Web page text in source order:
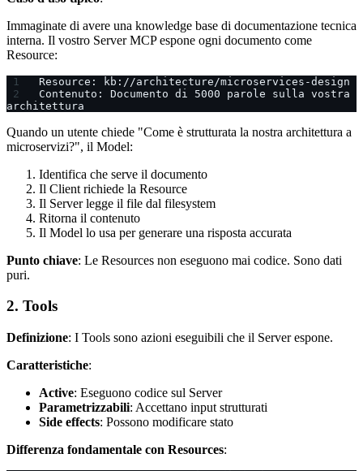
Immaginate di avere una knowledge base di documentazione tecnica
interna. Il vostro Server MCP espone ogni documento come
Resource:
Resource: kb://architecture/microservices-design
Contenuto: Documento di 5000 parole sulla vostra
architettura
Quando un utente chiede "Come è strutturata la nostra architettura a
microservizi?", il Model:
Identifica che serve il documento
Il Client richiede la Resource
Il Server legge il file dal filesystem
Ritorna il contenuto
Il Model lo usa per generare una risposta accurata
Punto chiave: Le Resources non eseguono mai codice. Sono dati
puri.
2. Tools
Definizione: I Tools sono azioni eseguibili che il Server espone.
Caratteristiche:
Active: Eseguono codice sul Server
Parametrizzabili: Accettano input strutturati
Side effects: Possono modificare stato
Differenza fondamentale con Resources: